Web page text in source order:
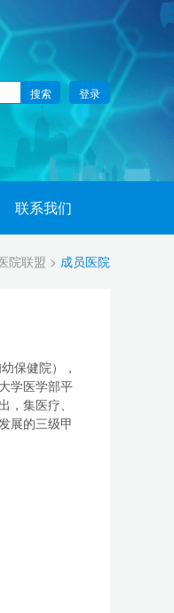
搜索 登录
联系我们
院联盟 > 成员医院
保健院），
学医学部平
集医疗、
展的三级甲